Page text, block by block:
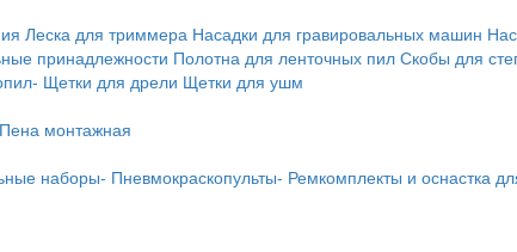
Леска для триммера Насадки для гравировальных машин
принадлежности Полотна для ленточных пил Скобы для
Щетки для дрели Щетки для ушм
Пена монтажная
наборы- Пневмокраскопульты- Ремкомплекты и оснастка